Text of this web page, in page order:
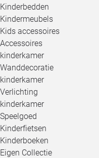
Kinderbedden
Kindermeubels
Kids accessoires
Accessoires
kinderkamer
Wanddecoratie
kinderkamer
Verlichting
kinderkamer
Speelgoed
Kinderfietsen
Kinderboeken
Eigen Collectie